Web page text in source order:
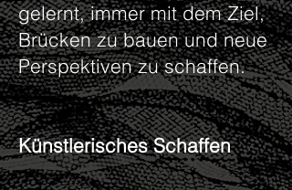
gelernt, immer mit dem Ziel,
Brücken zu bauen und neue
Perspektiven zu schaffen.
Künstlerisches Schaffen